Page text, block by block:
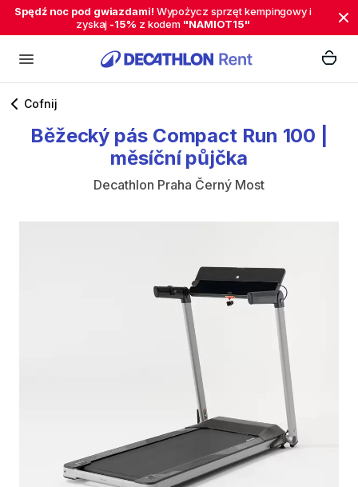
Spędź noc pod gwiazdami! Wypożycz sprzęt kempingowy i
zyskaj -15% z kodem "NAMIOT15"
Cofnij
Běžecký pás Compact Run 100
měsíční půjčka
Decathlon Praha Černý Most